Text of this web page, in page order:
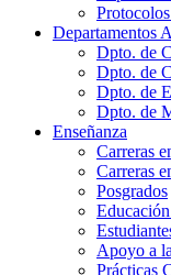
Departamentos
Dpto. de
Dpto. de
Dpto. de
Dpto. de
Enseñanza
Carreras
Carreras
Posgrados
Apoyo a
Prácticas